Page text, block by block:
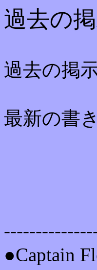
過去の
過去の掲
最新の書
●Captain